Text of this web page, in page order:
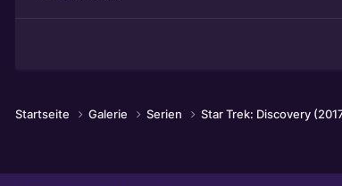
Startseite Galerie Serien Star Trek: Discovery